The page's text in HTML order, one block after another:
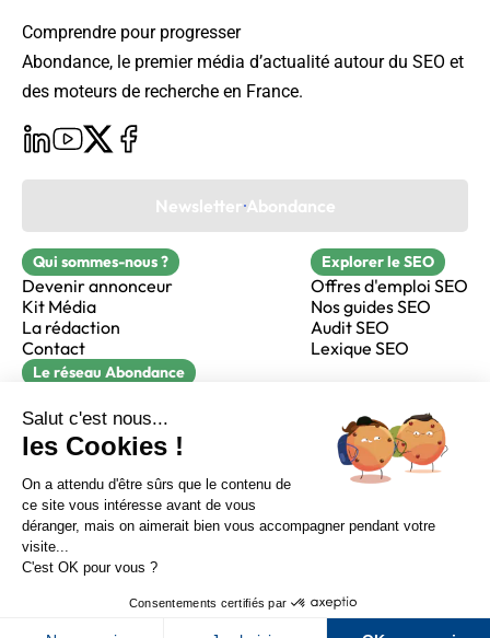
Sur LinkedIn Sur Youtube
Sur X Sur Facebook
Newsletter Abondance
Comprendre pour progresser
Abondance, le premier média d’actualité autour du SEO et
des moteurs de recherche en France.
Newsletter Abondance
Qui sommes-nous ?
Devenir annonceur
Kit Média
La rédaction
Contact
Explorer le SEO
Offres d'emploi SEO
Nos guides SEO
Audit SEO
Lexique SEO
Le réseau Abondance
Réacteur
alfie formation
CGV
Confidentialité